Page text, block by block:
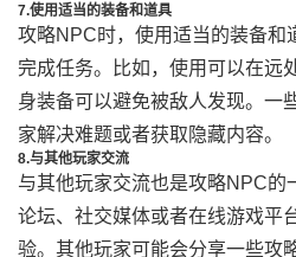
7.使用适当的装备和道具
攻略NPC时，使用适当的装备和
完成任务。比如，使用可以在远
身装备可以避免被敌人发现。一
家解决难题或者获取隐藏内容。
8.与其他玩家交流
与其他玩家交流也是攻略NPC的
论坛、社交媒体或者在线游戏平
验。其他玩家可能会分享一些攻